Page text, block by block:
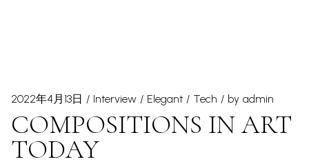
2022年4月13日 Interview Elegant Tech by admin
COMPOSITIONS IN ART
TODAY